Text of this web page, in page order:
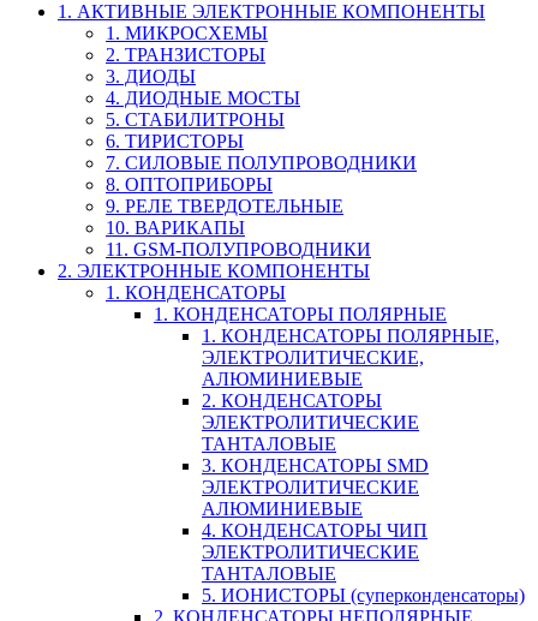
1. АКТИВНЫЕ ЭЛЕКТРОННЫЕ КОМПОНЕНТЫ
1. МИКРОСХЕМЫ
2. ТРАНЗИСТОРЫ
3. ДИОДЫ
4. ДИОДНЫЕ МОСТЫ
5. СТАБИЛИТРОНЫ
6. ТИРИСТОРЫ
7. СИЛОВЫЕ ПОЛУПРОВОДНИКИ
8. ОПТОПРИБОРЫ
9. РЕЛЕ ТВЕРДОТЕЛЬНЫЕ
10. ВАРИКАПЫ
11. GSM-ПОЛУПРОВОДНИКИ
2. ЭЛЕКТРОННЫЕ КОМПОНЕНТЫ
1. КОНДЕНСАТОРЫ
1. КОНДЕНСАТОРЫ ПОЛЯРНЫЕ
1. КОНДЕНСАТОРЫ ПОЛЯРНЫЕ,
ЭЛЕКТРОЛИТИЧЕСКИЕ,
АЛЮМИНИЕВЫЕ
2. КОНДЕНСАТОРЫ
ЭЛЕКТРОЛИТИЧЕСКИЕ
ТАНТАЛОВЫЕ
3. КОНДЕНСАТОРЫ SMD
ЭЛЕКТРОЛИТИЧЕСКИЕ
АЛЮМИНИЕВЫЕ
4. КОНДЕНСАТОРЫ ЧИП
ЭЛЕКТРОЛИТИЧЕСКИЕ
ТАНТАЛОВЫЕ
5. ИОНИСТОРЫ (суперконденсаторы)
2. КОНДЕНСАТОРЫ НЕПОЛЯРНЫЕ